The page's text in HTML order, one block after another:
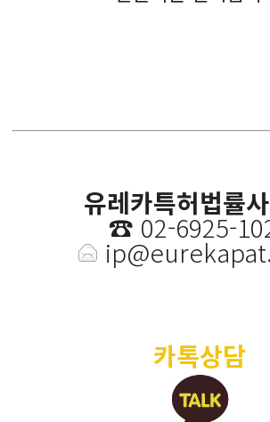
유레카특허법률
☎️ 02-6925-
카톡상담